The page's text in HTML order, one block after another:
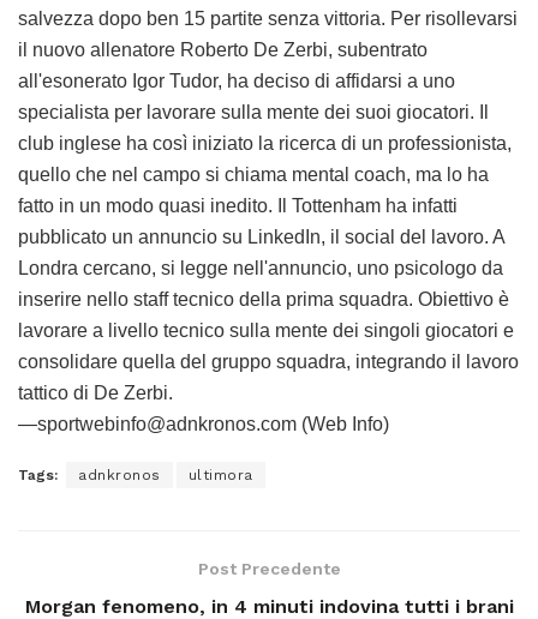
salvezza dopo ben 15 partite senza vittoria. Per risollevarsi
il nuovo allenatore Roberto De Zerbi, subentrato
all'esonerato Igor Tudor, ha deciso di affidarsi a uno
specialista per lavorare sulla mente dei suoi giocatori. Il
club inglese ha così iniziato la ricerca di un professionista,
quello che nel campo si chiama mental coach, ma lo ha
fatto in un modo quasi inedito. Il Tottenham ha infatti
pubblicato un annuncio su LinkedIn, il social del lavoro. A
Londra cercano, si legge nell'annuncio, uno psicologo da
inserire nello staff tecnico della prima squadra. Obiettivo è
lavorare a livello tecnico sulla mente dei singoli giocatori e
consolidare quella del gruppo squadra, integrando il lavoro
tattico di De Zerbi.
—sportwebinfo@adnkronos.com (Web Info)
Tags: adnkronos ultimora
Post Precedente
Morgan fenomeno, in 4 minuti indovina tutti i brani